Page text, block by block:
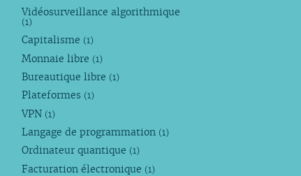
Vidéosurveillance algorithmique
(1)
Capitalisme (1)
Monnaie libre (1)
Bureautique libre (1)
Plateformes (1)
VPN (1)
Langage de programmation (1)
Ordinateur quantique (1)
Facturation électronique (1)